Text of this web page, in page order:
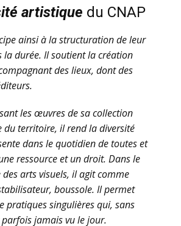
artistique du CNAP
ainsi à la structuration de leur
la durée. Il soutient la création
des lieux, dont des
les œuvres de sa collection
du territoire, il rend la diversité
dans le quotidien de toutes et
ressource et un droit. Dans le
arts visuels, il agit comme
boussole. Il permet
pratiques singulières qui, sans
jamais vu le jour.